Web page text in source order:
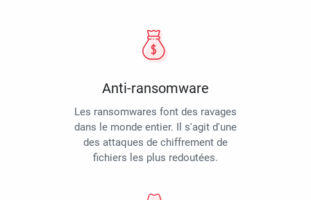
Anti-ransomware
Les ransomwares font des ravages
dans le monde entier. Il s'agit d'une
des attaques de chiffrement de
fichiers les plus redoutées.